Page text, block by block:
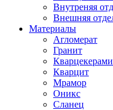
Внутреняя
Внешняя
Материалы
Агломерат
Гранит
Кварцит
Мрамор
Оникс
Сланец